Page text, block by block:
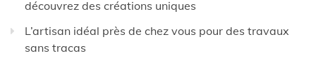
découvrez des créations uniques
L’artisan idéal près de chez vous pour des travaux
sans tracas